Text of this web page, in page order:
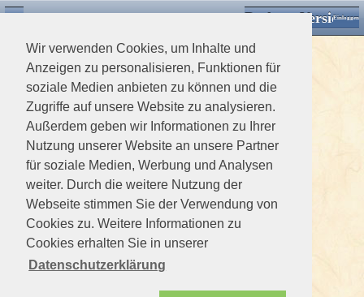
Wir verwenden Cookies, um Inhalte und
Anzeigen zu personalisieren, Funktionen für
soziale Medien anbieten zu können und die
Zugriffe auf unsere Website zu analysieren.
Außerdem geben wir Informationen zu Ihrer
Nutzung unserer Website an unsere Partner
für soziale Medien, Werbung und Analysen
weiter. Durch die weitere Nutzung der
Webseite stimmen Sie der Verwendung von
Cookies zu. Weitere Informationen zu
Cookies erhalten Sie in unserer
Datenschutzerklärung
Desktop VersionEinloggen